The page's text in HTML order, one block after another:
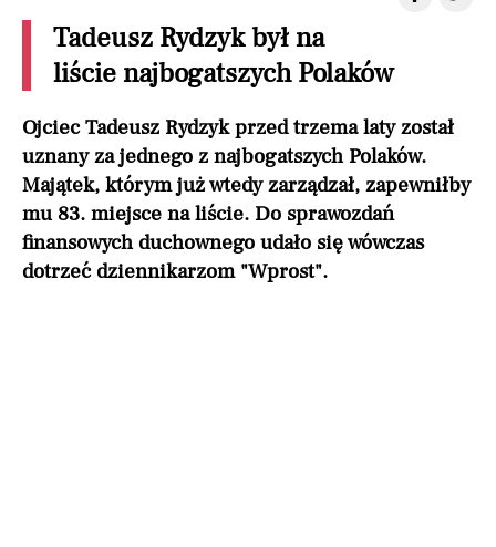
Tadeusz Rydzyk był na
liście najbogatszych Polaków
Ojciec Tadeusz Rydzyk przed trzema laty został
uznany za jednego z najbogatszych Polaków.
Majątek, którym już wtedy zarządzał, zapewniłby
mu 83. miejsce na liście. Do sprawozdań
finansowych duchownego udało się wówczas
dotrzeć dziennikarzom "Wprost".